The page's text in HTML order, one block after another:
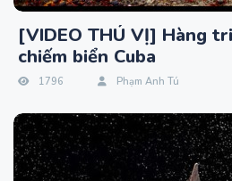
[VIDEO THÚ VỊ] Hàng
chiếm biển Cuba
1796 Phạm Anh Tú